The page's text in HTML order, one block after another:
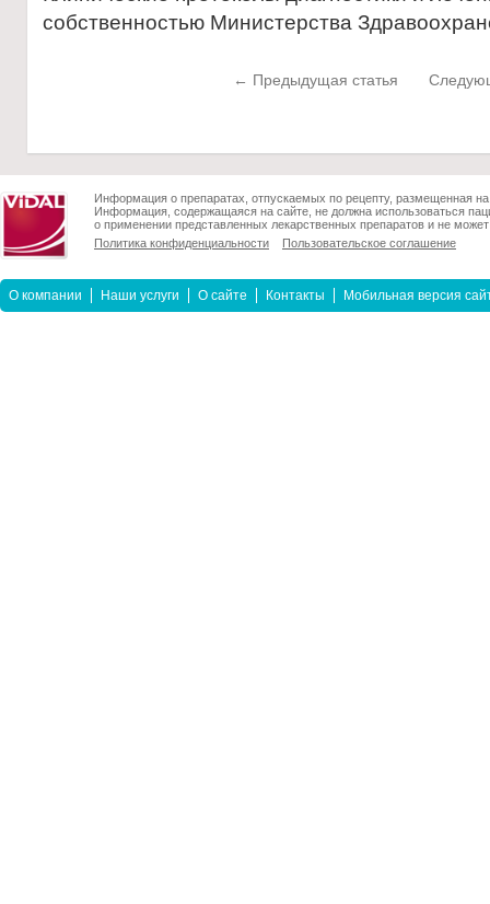
собственностью Министерства
← Предыдущая статья
Информация о препаратах, отпускаемых по рецепту, размещенная
Информация, содержащаяся на сайте, не должна использоваться
о применении представленных лекарственных препаратов и не
Политика конфиденциальности
Пользовательское соглашение
О компании Наши услуги О сайте Контакты Мобильная версия